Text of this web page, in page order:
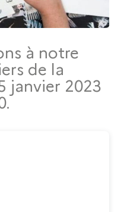
à notre
de la
janvier 2023